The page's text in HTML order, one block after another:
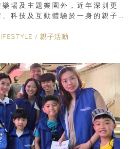
場及主題樂園外，近年深圳更
科技及互動體驗於一身的親子
/ 親子活動